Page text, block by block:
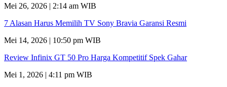
Mei 26, 2026 | 2:14 am WIB
7 Alasan Harus Memilih TV Sony Bravia Garansi Resmi
Mei 14, 2026 | 10:50 pm WIB
Review Infinix GT 50 Pro Harga Kompetitif Spek Gahar
Mei 1, 2026 | 4:11 pm WIB